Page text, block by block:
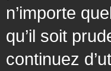
n’importe
qu’il soit
continuez